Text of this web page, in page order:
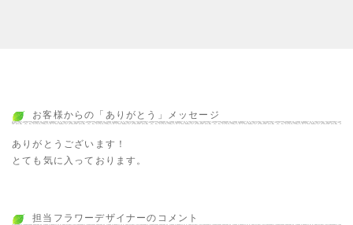
お客様からの「ありがとう」メッセージ
ありがとうございます！
とても気に入っております。
担当フラワーデザイナーのコメント